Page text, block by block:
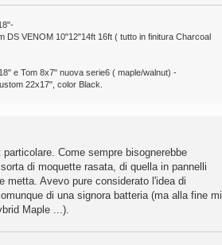
DS VENOM 10"12"14ft 16ft ( tutto in finitura Charcoal
e Tom 8x7" nuova serie6 ( maple/walnut) -
22x17", color Black.
Come sempre bisognerebbe
di moquette rasata, di quella in pannelli
metta. Avevo pure considerato l'idea di
di una signora batteria (ma alla fine mi
Maple ...).